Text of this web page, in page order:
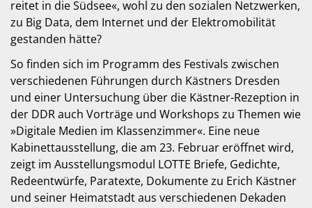
reitet in die Südsee«, wohl zu den sozialen Netzwerken,
zu Big Data, dem Internet und der Elektromobilität
gestanden hätte?
So finden sich im Programm des Festivals zwischen
verschiedenen Führungen durch Kästners Dresden
und einer Untersuchung über die Kästner-Rezeption in
der DDR auch Vorträge und Workshops zu Themen wie
»Digitale Medien im Klassenzimmer«. Eine neue
Kabinettausstellung, die am 23. Februar eröffnet wird,
zeigt im Ausstellungsmodul LOTTE Briefe, Gedichte,
Redeentwürfe, Paratexte, Dokumente zu Erich Kästner
und seiner Heimatstadt aus verschiedenen Dekaden